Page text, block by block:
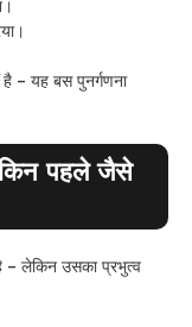
है – यह बस पुनर्गणना
पहले जैसे
– लेकिन उसका प्रभुत्व